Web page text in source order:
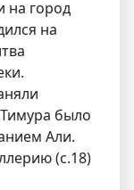
на город
на
было
Али.
(с.18)